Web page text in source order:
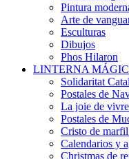
Pintura
Arte de
Esculturas
Dibujos
Phos Hilaron
LINTERNA
Solidaritat
Postales de
La joie de
Postales de
Cristo de
Calendarios y
Christmas de